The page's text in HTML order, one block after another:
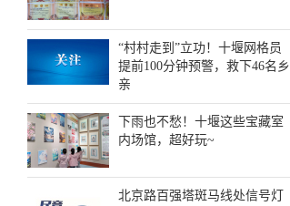
“村村走到”立功！十堰网格员
提前100分钟预警，救下46名乡
亲
下雨也不愁！十堰这些宝藏室
内场馆，超好玩~
北京路百强塔斑马线处信号灯